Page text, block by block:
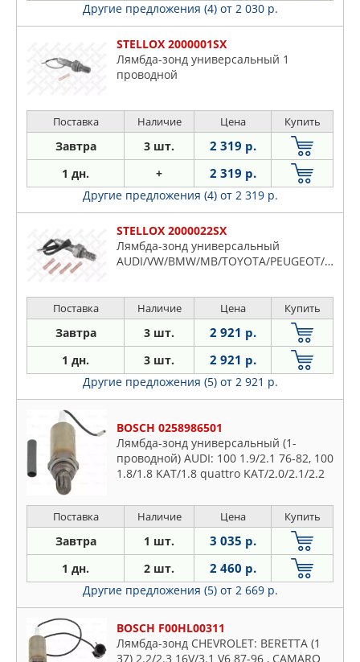
Другие предложения (4) от 2 030 р.
STELLOX 2000001SX
Лямбда-зонд универсальный 1
проводной
Поставка Наличие Цена Купить
Завтра 3 шт. 2 319 р.
1 дн. + 2 319 р.
Другие предложения (4) от 2 319 р.
STELLOX 2000022SX
Лямбда-зонд универсальный
AUDI/VW/BMW/MB/TOYOTA/PEUGEOT/OPEL/FORD/MAZDA
Поставка Наличие Цена Купить
Завтра 3 шт. 2 921 р.
1 дн. 3 шт. 2 921 р.
Другие предложения (5) от 2 921 р.
BOSCH 0258986501
Лямбда-зонд универсальный (1-
проводной) AUDI: 100 1.9/2.1 76-82, 100
1.8/1.8 KAT/1.8 quattro KAT/2.0/2.1/2.2
Avant 1.8/1.8 KAT/1.8 quat
Поставка Наличие Цена Купить
Завтра 1 шт. 3 035 р.
1 дн. 2 шт. 2 460 р.
Другие предложения (5) от 2 669 р.
BOSCH F00HL00311
Лямбда-зонд CHEVROLET: BERETTA (1
37) 2.2/2.3 16V/3.1 V6 87-96 , CAMARO